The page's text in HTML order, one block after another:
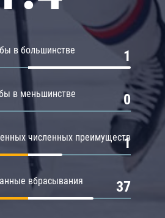
в большинстве 1
в меньшинстве 0
численных преимуществ
1
вбрасывания 37